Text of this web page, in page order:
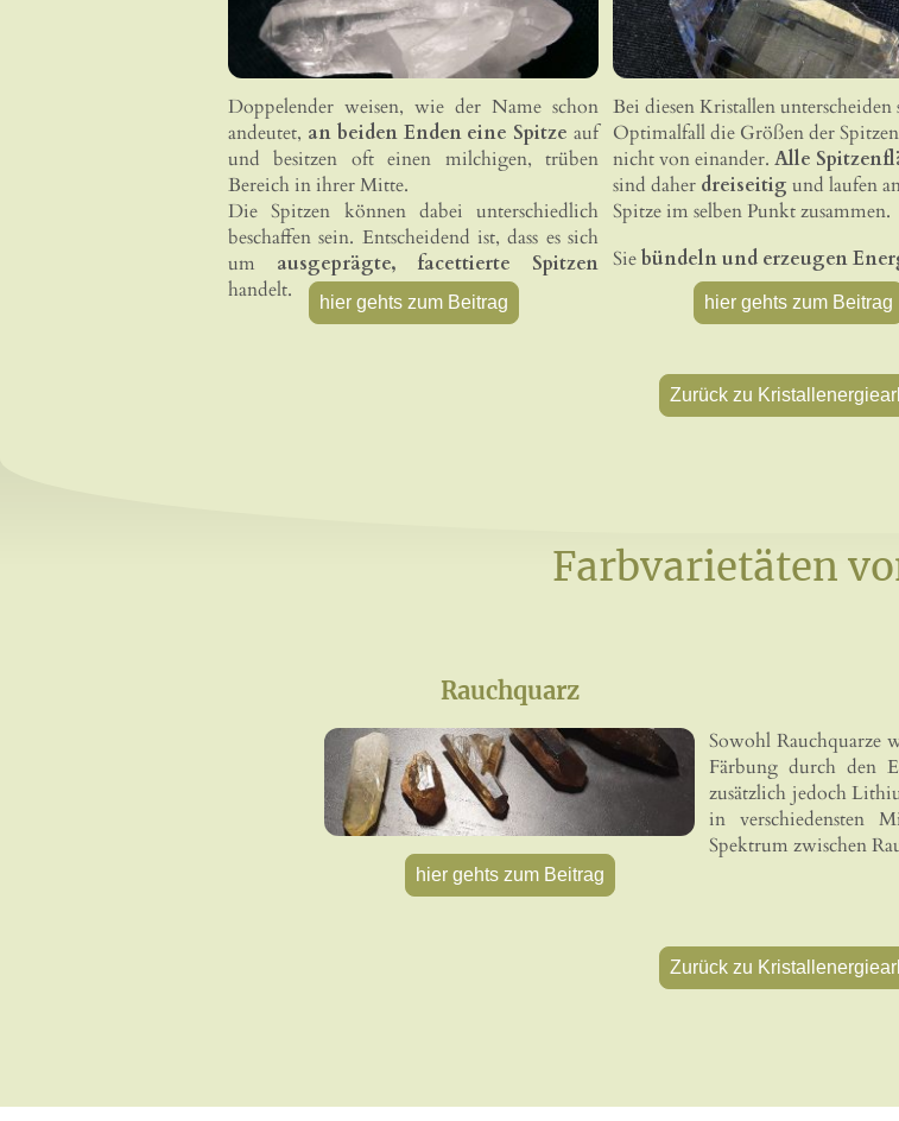
Doppelender weisen, wie der Name schon
andeutet, an beiden Enden eine Spitze auf
und besitzen oft einen milchigen, trüben
Bereich in ihrer Mitte.
Die Spitzen können dabei unterschiedlich
beschaffen sein. Entscheidend ist, dass es sich
um ausgeprägte, facettierte Spitzen
handelt.
hier gehts zum Beitrag
Bei diesen Kristallen unterscheiden
Optimalfall die Größen der
nicht von einander. Alle
sind daher dreiseitig und laufen
Spitze im selben Punkt zusammen.
Siebündeln und erzeugen
hier gehts zum Beitrag
Zurück zu
Rauchquarz
Sowohl Rauchquarze
Färbung durch den
zusätzlich jedoch
in verschiedensten
Spektrum zwischen
hier gehts zum Beitrag
Farbvarietäten
Zurück zu